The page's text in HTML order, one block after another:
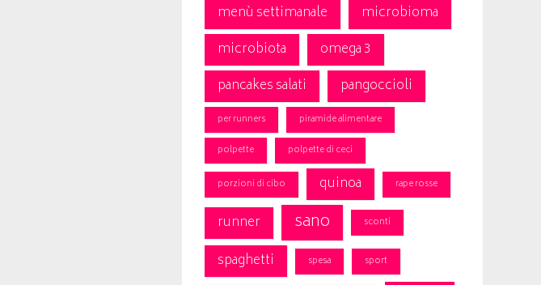
menù settimanale
microbioma
microbiota
omega 3
pancakes salati
pangoccioli
per runners
piramide alimentare
polpette
polpette di ceci
porzioni di cibo quinoa rape rosse
runner sano sconti
spaghetti spesa sport